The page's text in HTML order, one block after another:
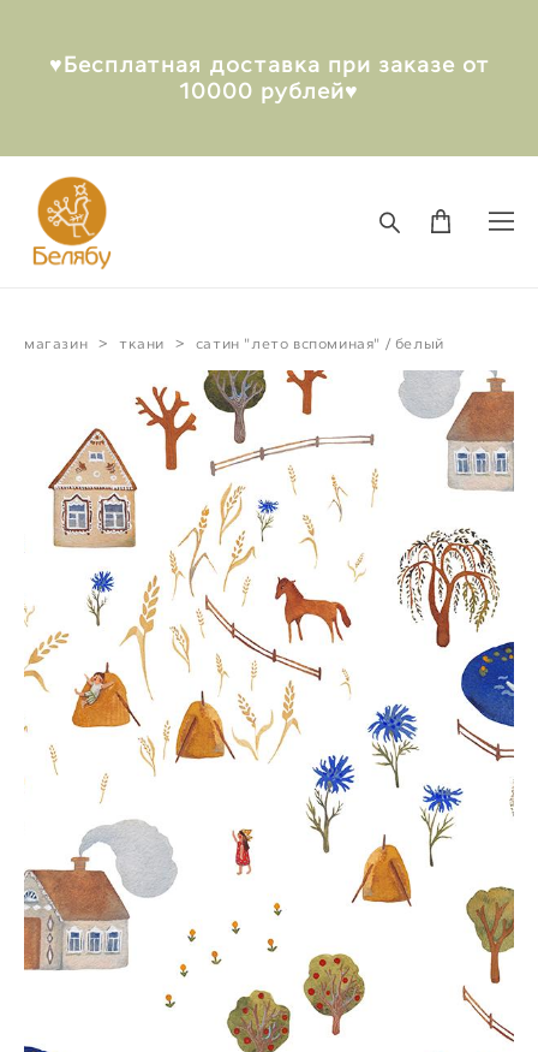
♥︎Бесплатная доставка при заказе от
10000 рублей♥︎
магазин > ткани > сатин "лето вспоминая" / белый